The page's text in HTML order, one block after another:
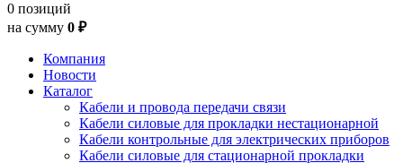
0 позиций
на сумму 0 ₽
Компания
Новости
Каталог
Кабели и провода передачи связи
Кабели силовые для прокладки нестационарной
Кабели контрольные для электрических приборов
Кабели силовые для стационарной прокладки